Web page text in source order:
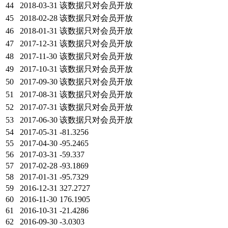
44
2018-03-31 该数据只对会员开放
45
2018-02-28 该数据只对会员开放
46
2018-01-31 该数据只对会员开放
47
2017-12-31 该数据只对会员开放
48
2017-11-30 该数据只对会员开放
49
2017-10-31 该数据只对会员开放
50
2017-09-30 该数据只对会员开放
51
2017-08-31 该数据只对会员开放
52
2017-07-31 该数据只对会员开放
53
2017-06-30 该数据只对会员开放
54
2017-05-31 -81.3256
55
2017-04-30 -95.2465
56
2017-03-31 -59.337
57
2017-02-28 -93.1869
58
2017-01-31 -95.7329
59
2016-12-31 327.2727
60
2016-11-30 176.1905
61
2016-10-31 -21.4286
62
2016-09-30 -3.0303